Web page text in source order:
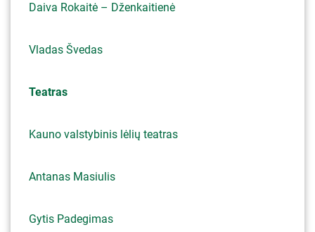
Daiva Rokaitė – Dženkaitienė
Vladas Švedas
Teatras
Kauno valstybinis lėlių teatras
Antanas Masiulis
Gytis Padegimas